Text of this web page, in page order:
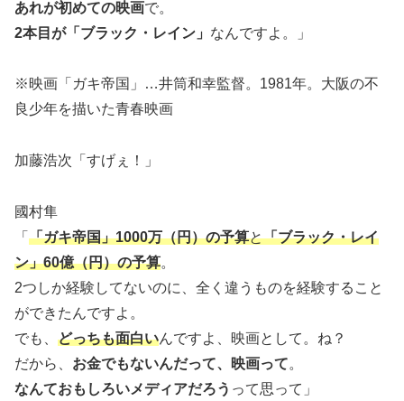
あれが初めての映画で。
2本目が「ブラック・レイン」 なんですよ。」
※映画「ガキ帝国」…井筒和幸監督。1981年。大阪の不
良少年を描いた青春映画
加藤浩次「すげぇ！」
國村隼
「 「ガキ帝国」1000万（円）の予算と「ブラック・レイ
ン」60億（円）の予算。
2つしか経験してないのに、全く違うものを経験すること
ができたんですよ。
でも、 どっちも面白いんですよ、映画として。ね？
だから、 お金でもないんだって、映画って。
なんておもしろいメディアだろう って思って」